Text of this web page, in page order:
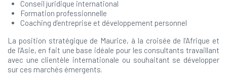
Conseil juridique international
Formation professionnelle
Coaching d’entreprise et développement personnel
La position stratégique de Maurice, à la croisée de l’Afrique et
de l’Asie, en fait une base idéale pour les consultants travaillant
avec une clientèle internationale ou souhaitant se développer
sur ces marchés émergents.